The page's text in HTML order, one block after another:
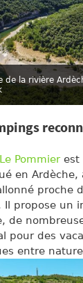
de la rivière
Pommierest
en
proche
Il propose un
de
pour des
entre